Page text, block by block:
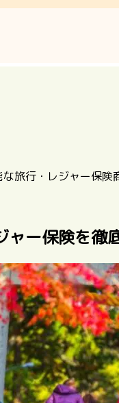
旅行・レジャー保険
ャー保険を徹